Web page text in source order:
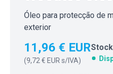
Óleo para protecção de
exterior
11,96 € EUR
(9,72 € EUR s/IVA)